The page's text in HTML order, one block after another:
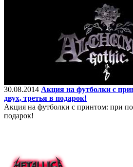
30.08.2014 Акция на футболки с
двух, третья в подарок!
Акция на футболки с принтом: при
подарок!